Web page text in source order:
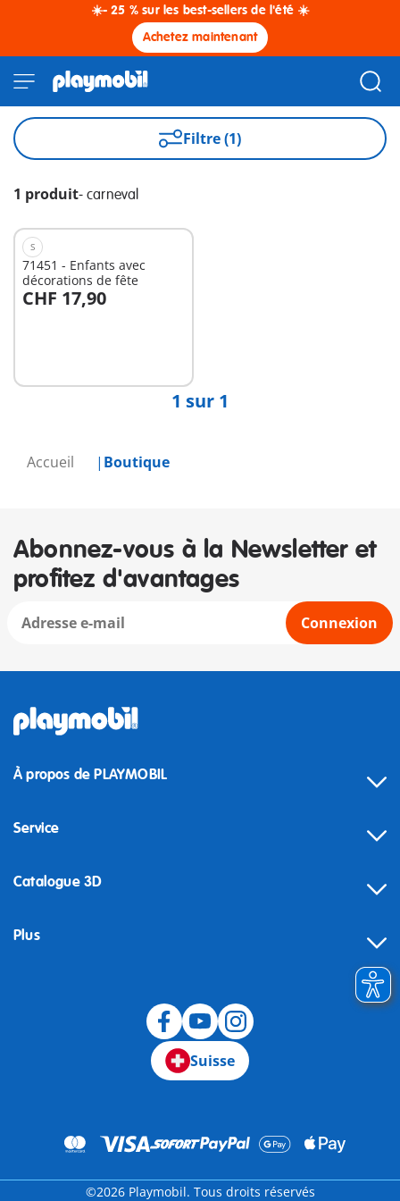
☀️- 25 % sur les best-sellers de l'été ☀️
Achetez maintenant
Accueil Boutique
Filtre (1)
1 produit- carneval
S
71451 - Enfants avec
décorations de fête
CHF 17,90
1 sur 1
Abonnez-vous à la Newsletter et
profitez d'avantages
Connexion
À propos de PLAYMOBIL
Service
Catalogue 3D
Plus
Suisse
©2026 Playmobil. Tous droits réservés